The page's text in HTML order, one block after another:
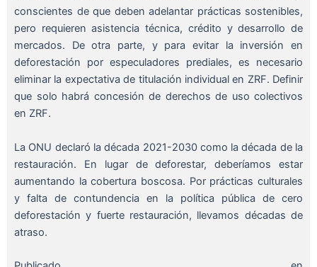
conscientes de que deben adelantar prácticas sostenibles,
pero requieren asistencia técnica, crédito y desarrollo de
mercados. De otra parte, y para evitar la inversión en
deforestación por especuladores prediales, es necesario
eliminar la expectativa de titulación individual en ZRF. Definir
que solo habrá concesión de derechos de uso colectivos
en ZRF.
La ONU declaró la década 2021-2030 como la década de la
restauración. En lugar de deforestar, deberíamos estar
aumentando la cobertura boscosa. Por prácticas culturales
y falta de contundencia en la política pública de cero
deforestación y fuerte restauración, llevamos décadas de
atraso.